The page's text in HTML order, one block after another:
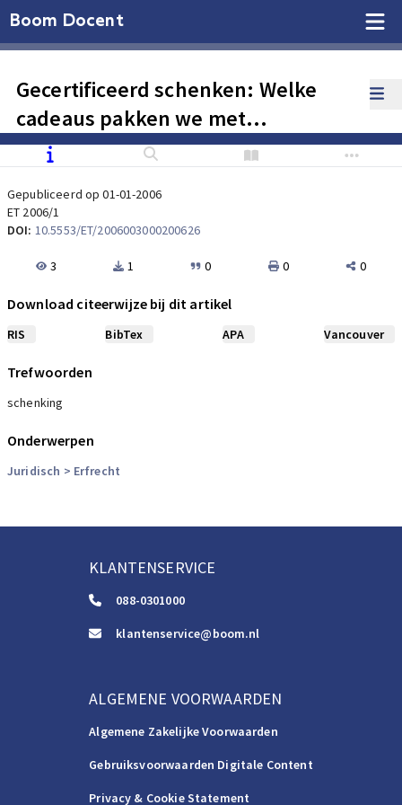
Boom Docent
Gecertificeerd schenken: Welke
cadeaus pakken we met
'certificaatpapier' in?
Gepubliceerd op 01-01-2006
ET 2006/1
DOI: 10.5553/ET/2006003000200626
3 1 0 0 0
Download citeerwijze bij dit artikel
RIS BibTex APA Vancouver
Trefwoorden
schenking
Onderwerpen
Juridisch > Erfrecht
KLANTENSERVICE
088-0301000
klantenservice@boom.nl
ALGEMENE VOORWAARDEN
Algemene Zakelijke Voorwaarden
Gebruiksvoorwaarden Digitale Content
Privacy & Cookie Statement